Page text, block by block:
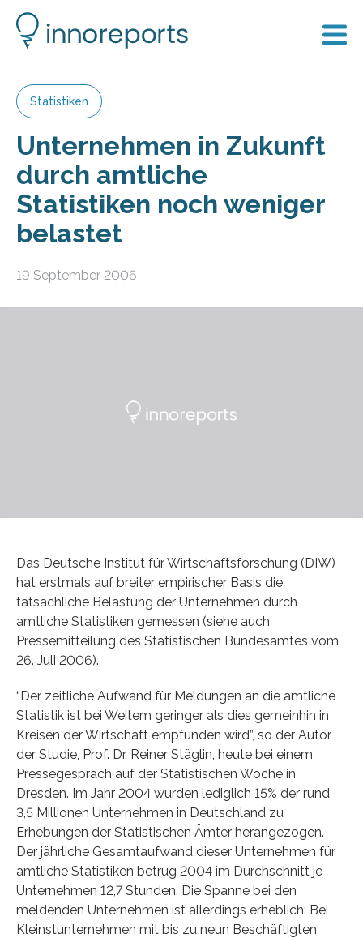
Statistiken
Unternehmen in Zukunft
durch amtliche
Statistiken noch weniger
belastet
19 September 2006
Das Deutsche Institut für Wirtschaftsforschung (DIW)
hat erstmals auf breiter empirischer Basis die
tatsächliche Belastung der Unternehmen durch
amtliche Statistiken gemessen (siehe auch
Pressemitteilung des Statistischen Bundesamtes vom
26. Juli 2006).
“Der zeitliche Aufwand für Meldungen an die amtliche
Statistik ist bei Weitem geringer als dies gemeinhin in
Kreisen der Wirtschaft empfunden wird”, so der Autor
der Studie, Prof. Dr. Reiner Stäglin, heute bei einem
Pressegespräch auf der Statistischen Woche in
Dresden. Im Jahr 2004 wurden lediglich 15% der rund
3,5 Millionen Unternehmen in Deutschland zu
Erhebungen der Statistischen Ämter herangezogen.
Der jährliche Gesamtaufwand dieser Unternehmen für
amtliche Statistiken betrug 2004 im Durchschnitt je
Unternehmen 12,7 Stunden. Die Spanne bei den
meldenden Unternehmen ist allerdings erheblich: Bei
Kleinstunternehmen mit bis zu neun Beschäftigten